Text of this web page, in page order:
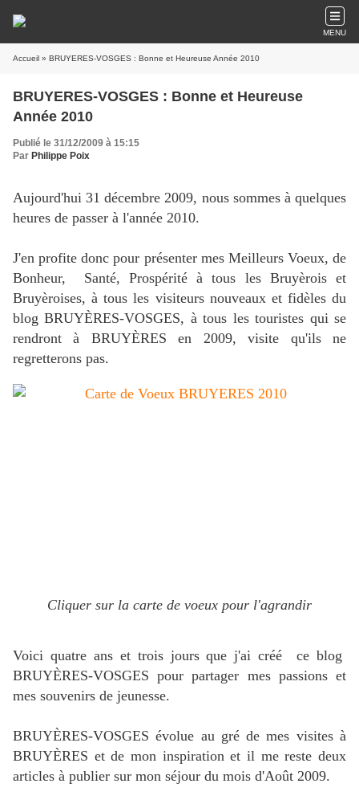
MENU
Accueil » BRUYERES-VOSGES : Bonne et Heureuse Année 2010
BRUYERES-VOSGES : Bonne et Heureuse
Année 2010
Publié le 31/12/2009 à 15:15
Par Philippe Poix
Aujourd'hui 31 décembre 2009, nous sommes à quelques
heures de passer à l'année 2010.
J'en profite donc pour présenter mes Meilleurs Voeux, de
Bonheur, Santé, Prospérité à tous les Bruyèrois et
Bruyèroises, à tous les visiteurs nouveaux et fidèles du
blog BRUYÈRES-VOSGES, à tous les touristes qui se
rendront à BRUYÈRES en 2009, visite qu'ils ne
regretterons pas.
Cliquer sur la carte de voeux pour l'agrandir
Voici quatre ans et trois jours que j'ai créé ce blog
BRUYÈRES-VOSGES pour partager mes passions et
mes souvenirs de jeunesse.
BRUYÈRES-VOSGES évolue au gré de mes visites à
BRUYÈRES et de mon inspiration et il me reste deux
articles à publier sur mon séjour du mois d'Août 2009.